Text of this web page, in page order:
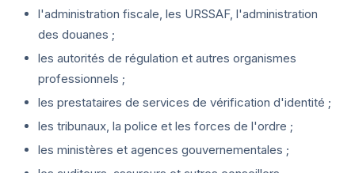
l'administration fiscale, les URSSAF, l'administration
des douanes ;
les autorités de régulation et autres organismes
professionnels ;
les prestataires de services de vérification d'identité ;
les tribunaux, la police et les forces de l'ordre ;
les ministères et agences gouvernementales ;